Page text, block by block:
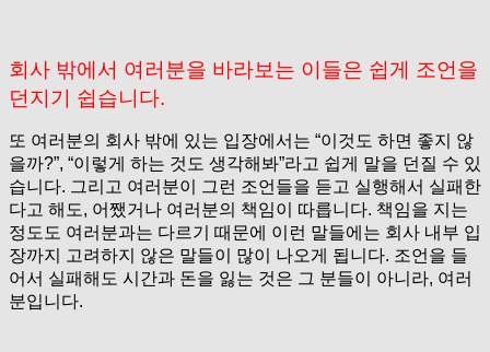
회사 밖에서 여러분을 바라보는 이들은 쉽게 조언을
던지기 쉽습니다.
또 여러분의 회사 밖에 있는 입장에서는 “이것도 하면 좋지 않
을까?”, “이렇게 하는 것도 생각해봐”라고 쉽게 말을 던질 수 있
습니다. 그리고 여러분이 그런 조언들을 듣고 실행해서 실패한
다고 해도, 어쨌거나 여러분의 책임이 따릅니다. 책임을 지는
정도도 여러분과는 다르기 때문에 이런 말들에는 회사 내부 입
장까지 고려하지 않은 말들이 많이 나오게 됩니다. 조언을 들
어서 실패해도 시간과 돈을 잃는 것은 그 분들이 아니라, 여러
분입니다.